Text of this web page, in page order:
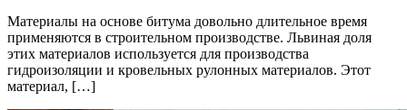
Материалы на основе битума довольно длительное время
применяются в строительном производстве. Львиная доля
этих материалов используется для производства
гидроизоляции и кровельных рулонных материалов. Этот
материал, […]